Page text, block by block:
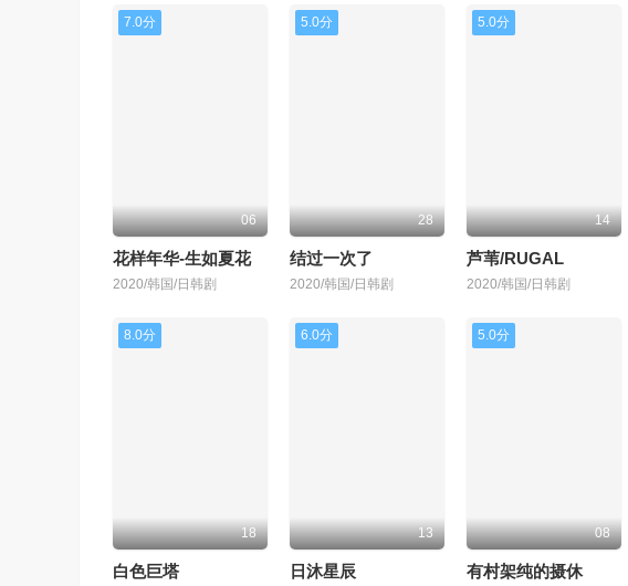
7.0分
06
花样年华-生如夏花
2020/韩国/日韩剧
5.0分
28
结过一次了
2020/韩国/日韩剧
5.0分
14
芦苇/RUGAL
2020/韩国/日韩剧
8.0分
18
白色巨塔
6.0分
13
日沐星辰
5.0分
08
有村架纯的摄休